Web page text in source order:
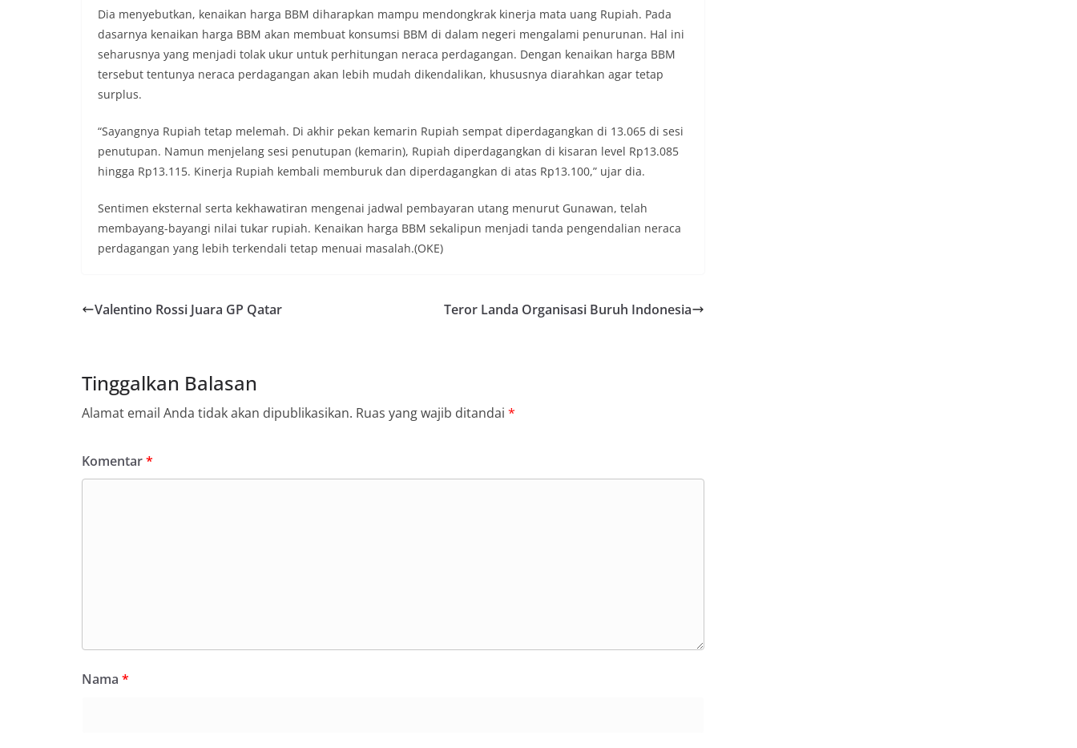
Dia menyebutkan, kenaikan harga BBM diharapkan mampu mendongkrak kinerja mata uang Rupiah. Pada
dasarnya kenaikan harga BBM akan membuat konsumsi BBM di dalam negeri mengalami penurunan. Hal ini
seharusnya yang menjadi tolak ukur untuk perhitungan neraca perdagangan. Dengan kenaikan harga BBM
tersebut tentunya neraca perdagangan akan lebih mudah dikendalikan, khususnya diarahkan agar tetap
surplus.
“Sayangnya Rupiah tetap melemah. Di akhir pekan kemarin Rupiah sempat diperdagangkan di 13.065 di sesi
penutupan. Namun menjelang sesi penutupan (kemarin), Rupiah diperdagangkan di kisaran level Rp13.085
hingga Rp13.115. Kinerja Rupiah kembali memburuk dan diperdagangkan di atas Rp13.100,” ujar dia.
Sentimen eksternal serta kekhawatiran mengenai jadwal pembayaran utang menurut Gunawan, telah
membayang-bayangi nilai tukar rupiah. Kenaikan harga BBM sekalipun menjadi tanda pengendalian neraca
perdagangan yang lebih terkendali tetap menuai masalah.(OKE)
Valentino Rossi Juara GP Qatar Teror Landa Organisasi Buruh Indonesia
Tinggalkan Balasan
Alamat email Anda tidak akan dipublikasikan. Ruas yang wajib ditandai *
Komentar*
Nama *